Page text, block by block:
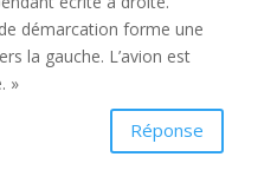
démarcation forme une
la gauche. L’avion est
»
Réponse